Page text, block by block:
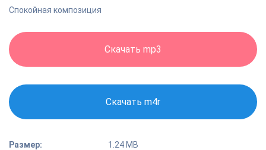
Спокойная композиция
Скачать mp3
Скачать m4r
Размер:
1.24 MB